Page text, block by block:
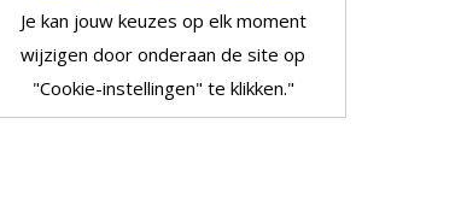
Je kan jouw keuzes op elk moment
wijzigen door onderaan de site op
"Cookie-instellingen" te klikken."